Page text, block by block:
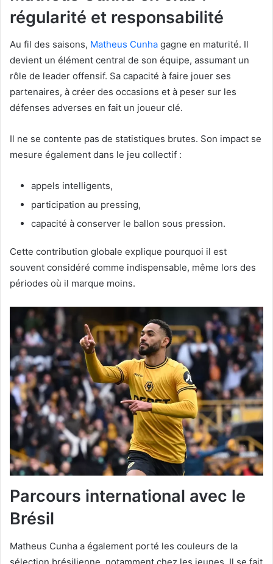
régularité et responsabilité
Au fil des saisons, Matheus Cunha gagne en maturité. Il
devient un élément central de son équipe, assumant un
rôle de leader offensif. Sa capacité à faire jouer ses
partenaires, à créer des occasions et à peser sur les
défenses adverses en fait un joueur clé.
Il ne se contente pas de statistiques brutes. Son impact se
mesure également dans le jeu collectif :
appels intelligents,
participation au pressing,
capacité à conserver le ballon sous pression.
Cette contribution globale explique pourquoi il est
souvent considéré comme indispensable, même lors des
périodes où il marque moins.
Parcours international avec le
Brésil
Matheus Cunha a également porté les couleurs de la
sélection brésilienne, notamment chez les jeunes. Il se fait